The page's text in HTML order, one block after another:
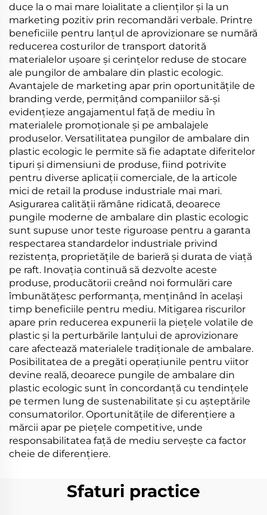
duce la o mai mare loialitate a clienților și la un
marketing pozitiv prin recomandări verbale. Printre
beneficiile pentru lanțul de aprovizionare se numără
reducerea costurilor de transport datorită
materialelor ușoare și cerințelor reduse de stocare
ale pungilor de ambalare din plastic ecologic.
Avantajele de marketing apar prin oportunitățile de
branding verde, permițând companiilor să-și
evidențieze angajamentul față de mediu în
materialele promoționale și pe ambalajele
produselor. Versatilitatea pungilor de ambalare din
plastic ecologic le permite să fie adaptate diferitelor
tipuri și dimensiuni de produse, fiind potrivite
pentru diverse aplicații comerciale, de la articole
mici de retail la produse industriale mai mari.
Asigurarea calității rămâne ridicată, deoarece
pungile moderne de ambalare din plastic ecologic
sunt supuse unor teste riguroase pentru a garanta
respectarea standardelor industriale privind
rezistența, proprietățile de barieră și durata de viață
pe raft. Inovația continuă să dezvolte aceste
produse, producătorii creând noi formulări care
îmbunătățesc performanța, menținând în același
timp beneficiile pentru mediu. Mitigarea riscurilor
apare prin reducerea expunerii la piețele volatile de
plastic și la perturbările lanțului de aprovizionare
care afectează materialele tradiționale de ambalare.
Posibilitatea de a pregăti operațiunile pentru viitor
devine reală, deoarece pungile de ambalare din
plastic ecologic sunt în concordanță cu tendințele
pe termen lung de sustenabilitate și cu așteptările
consumatorilor. Oportunitățile de diferențiere a
mărcii apar pe piețele competitive, unde
responsabilitatea față de mediu servește ca factor
cheie de diferențiere.
Sfaturi practice